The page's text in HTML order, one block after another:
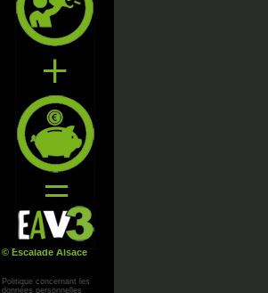
© Escalade Alsace
Politique concernant les
données personnelles